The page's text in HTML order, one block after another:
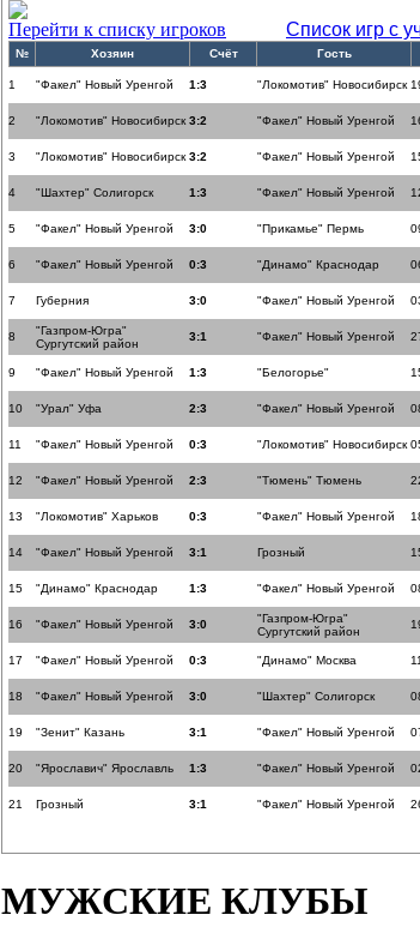
Перейти к списку игроков
Список игр с
№ Хозяин Счёт Гость
1 "Факел" Новый Уренгой 1:3 "Локомотив" Новосибирск
2 "Локомотив" Новосибирск 3:2 "Факел" Новый Уренгой
3 "Локомотив" Новосибирск 3:2 "Факел" Новый Уренгой
4 "Шахтер" Солигорск 1:3 "Факел" Новый Уренгой
5 "Факел" Новый Уренгой 3:0 "Прикамье" Пермь
6 "Факел" Новый Уренгой 0:3 "Динамо" Краснодар
7 Губерния 3:0 "Факел" Новый Уренгой
8
"Газпром-Югра"
Сургутский район
3:1 "Факел" Новый Уренгой
9 "Факел" Новый Уренгой 1:3 "Белогорье"
10 "Урал" Уфа 2:3 "Факел" Новый Уренгой
11 "Факел" Новый Уренгой 0:3 "Локомотив" Новосибирск
12 "Факел" Новый Уренгой 2:3 "Тюмень" Тюмень
13 "Локомотив" Харьков 0:3 "Факел" Новый Уренгой
14 "Факел" Новый Уренгой 3:1 Грозный
15 "Динамо" Краснодар 1:3 "Факел" Новый Уренгой
16 "Факел" Новый Уренгой 3:0
"Газпром-Югра"
Сургутский район
17 "Факел" Новый Уренгой 0:3 "Динамо" Москва
18 "Факел" Новый Уренгой 3:0 "Шахтер" Солигорск
19 "Зенит" Казань 3:1 "Факел" Новый Уренгой
20 "Ярославич" Ярославль 1:3 "Факел" Новый Уренгой
21 Грозный 3:1 "Факел" Новый Уренгой
МУЖСКИЕ КЛУБЫ